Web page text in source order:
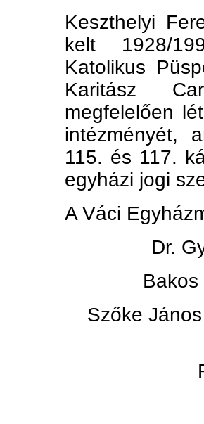
Keszthelyi
kelt 1928/
Katolikus
Karitász
megfelelően
intézményét,
115. és 117.
egyházi jogi
A Váci
Dr.
Szőke